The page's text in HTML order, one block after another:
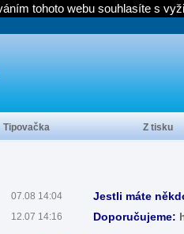
07.08 14:04 Jestli máte
12.07 14:16 Doporučujeme:
Tipovačka Z tisku
tohoto webu souhlasíte s